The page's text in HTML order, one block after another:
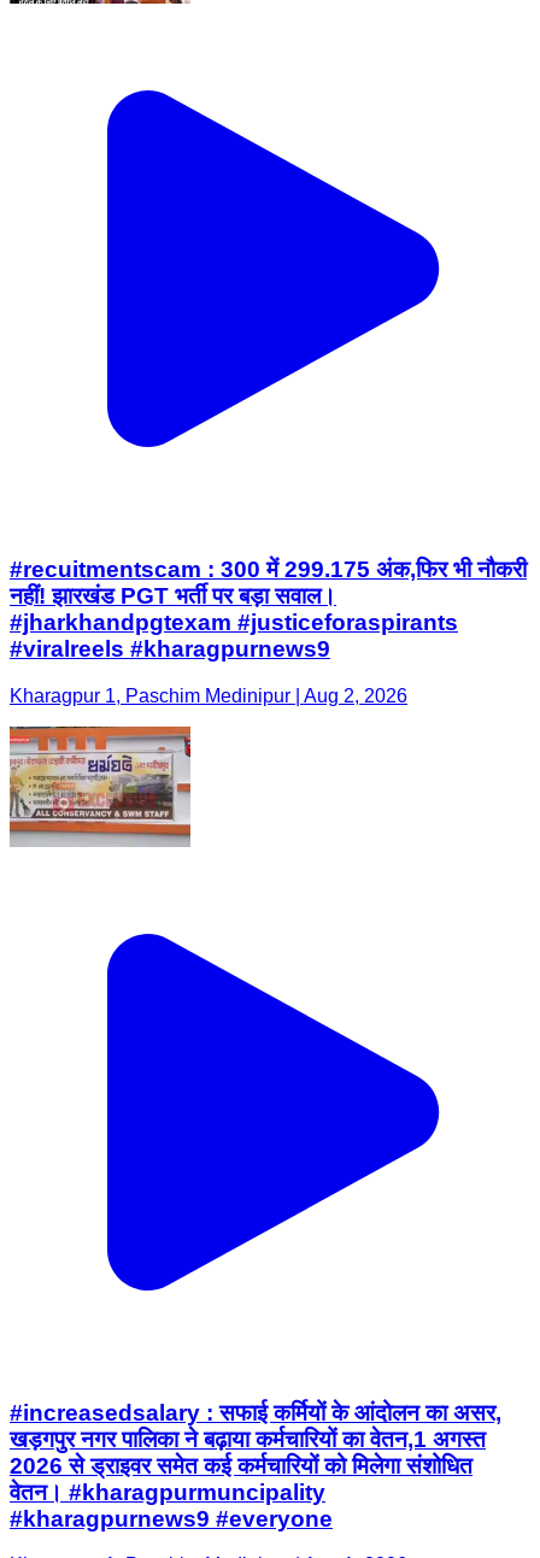
#recuitmentscam : 300 में 299.175 अंक,फिर भी नौकरी
नहीं! झारखंड PGT भर्ती पर बड़ा सवाल।
#jharkhandpgtexam #justiceforaspirants
#viralreels #kharagpurnews9
Kharagpur 1, Paschim Medinipur | Aug 2, 2026
#increasedsalary : सफाई कर्मियों के आंदोलन का असर,
खड़गपुर नगर पालिका ने बढ़ाया कर्मचारियों का वेतन,1 अगस्त
2026 से ड्राइवर समेत कई कर्मचारियों को मिलेगा संशोधित
वेतन। #kharagpurmuncipality
#kharagpurnews9 #everyone